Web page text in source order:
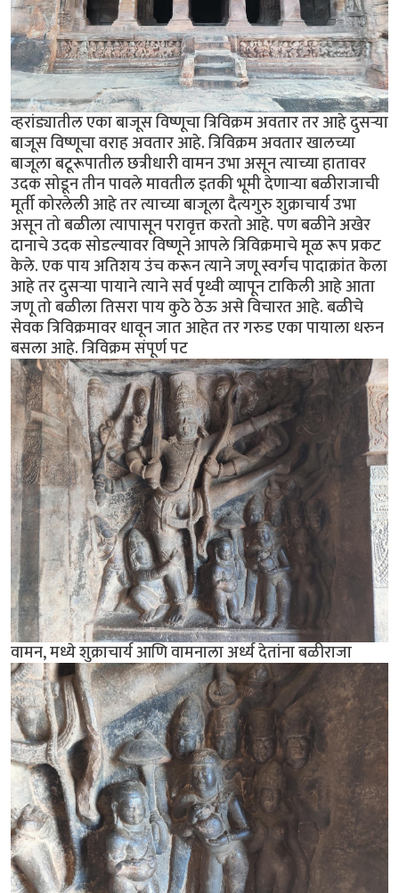
व्हरांड्यातील एका बाजूस विष्णूचा त्रिविक्रम अवतार तर आहे दुसर्‍या
बाजूस विष्णूचा वराह अवतार आहे. त्रिविक्रम अवतार खालच्या
बाजूला बटूरूपातील छत्रीधारी वामन उभा असून त्याच्या हातावर
उदक सोडून तीन पावले मावतील इतकी भूमी देणार्‍या बळीराजाची
मूर्ती कोरलेली आहे तर त्याच्या बाजूला दैत्यगुरु शुक्राचार्य उभा
असून तो बळीला त्यापासून परावृत्त करतो आहे. पण बळीने अखेर
दानाचे उदक सोडल्यावर विष्णूने आपले त्रिविक्रमाचे मूळ रूप प्रकट
केले. एक पाय अतिशय उंच करून त्याने जणू स्वर्गच पादाक्रांत केला
आहे तर दुसर्‍या पायाने त्याने सर्व पृथ्वी व्यापून टाकिली आहे आता
जणू तो बळीला तिसरा पाय कुठे ठेऊ असे विचारत आहे. बळीचे
सेवक त्रिविक्रमावर धावून जात आहेत तर गरुड एका पायाला धरुन
बसला आहे. त्रिविक्रम संपूर्ण पट
वामन, मध्ये शुक्राचार्य आणि वामनाला अर्ध्य देतांना बळीराजा